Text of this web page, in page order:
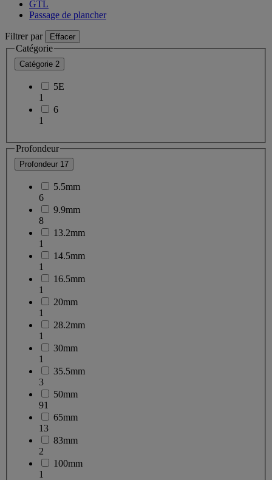
GTL
Passage de plancher
Filtrer par Effacer
Catégorie
Catégorie 2
5E
1
6
1
Profondeur
Profondeur 17
5.5mm
6
9.9mm
8
13.2mm
1
14.5mm
1
16.5mm
1
20mm
1
28.2mm
1
30mm
1
35.5mm
3
50mm
91
65mm
13
83mm
2
100mm
1